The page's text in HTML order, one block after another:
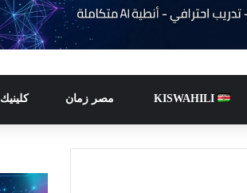
KISWAHILI مصر زمان كلينيك